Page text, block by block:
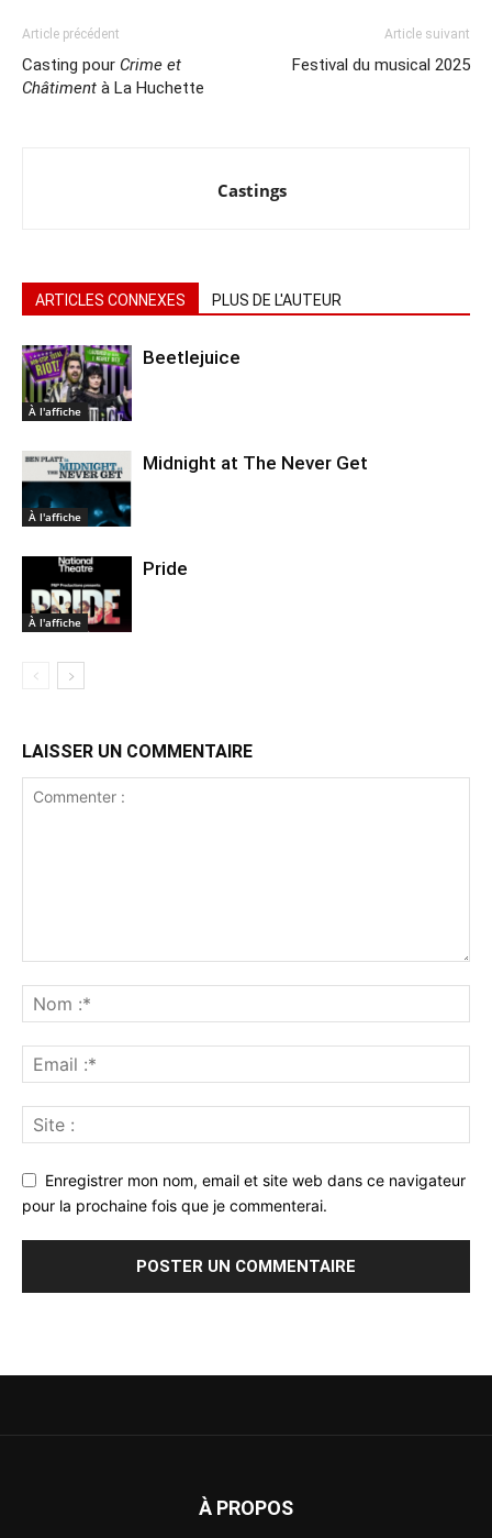
Article précédent
Casting pour Crime et
Châtiment à La Huchette
Article suivant
Festival du musical 2025
Castings
ARTICLES CONNEXES PLUS DE L'AUTEUR
À l'affiche
Beetlejuice
À l'affiche
Midnight at The Never Get
À l'affiche
Pride
LAISSER UN COMMENTAIRE
Enregistrer mon nom, email et site web dans ce navigateur
pour la prochaine fois que je commenterai.
À PROPOS